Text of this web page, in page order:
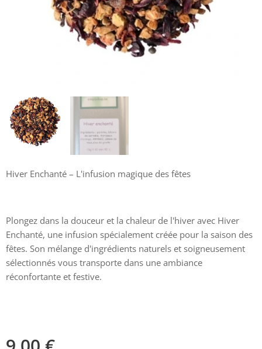
Hiver Enchanté – L'infusion magique des fêtes ✨
Plongez dans la douceur et la chaleur de l'hiver avec Hiver
Enchanté, une infusion spécialement créée pour la saison des
fêtes. Son mélange d'ingrédients naturels et soigneusement
sélectionnés vous transporte dans une ambiance
réconfortante et festive.